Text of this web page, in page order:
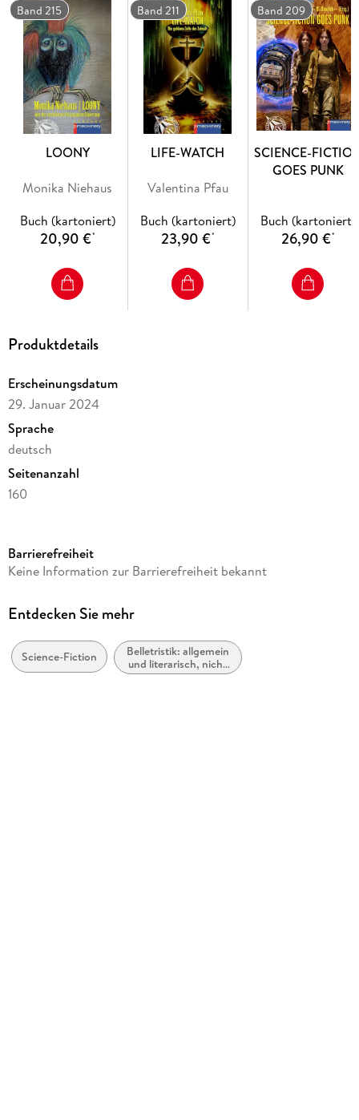
Band 215
LOONY
Monika Niehaus
Buch (kartoniert)
20,90 €*
Band 211
LIFE-WATCH
Valentina Pfau
Buch (kartoniert)
23,90 €*
Band 209
SCIENCE-
GOES PUNK
Buch (kartoniert)
26,90 €*
Produktdetails
Erscheinungsdatum
29. Januar 2024
Sprache
deutsch
Seitenanzahl
160
Reihe
Autor/Autorin
Herausgegeben von
Hans Esselborn, Susanne Päch
Barrierefreiheit
Keine Information zur Barrierefreiheit bekannt
Entdecken Sie mehr
Science-Fiction
Belletristik: allgemein
und literarisch, nicht
nach Genre